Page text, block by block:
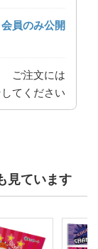
会員のみ公開
ご注文には
してください
見ています